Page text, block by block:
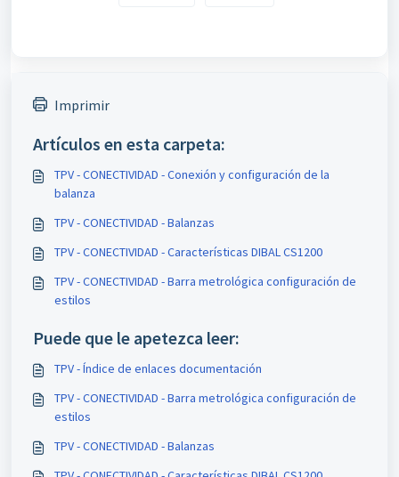
Imprimir
Artículos en esta carpeta:
TPV - CONECTIVIDAD - Conexión y configuración de la
balanza
TPV - CONECTIVIDAD - Balanzas
TPV - CONECTIVIDAD - Características DIBAL CS1200
TPV - CONECTIVIDAD - Barra metrológica configuración de
estilos
Puede que le apetezca leer:
TPV - Índice de enlaces documentación
TPV - CONECTIVIDAD - Barra metrológica configuración de
estilos
TPV - CONECTIVIDAD - Balanzas